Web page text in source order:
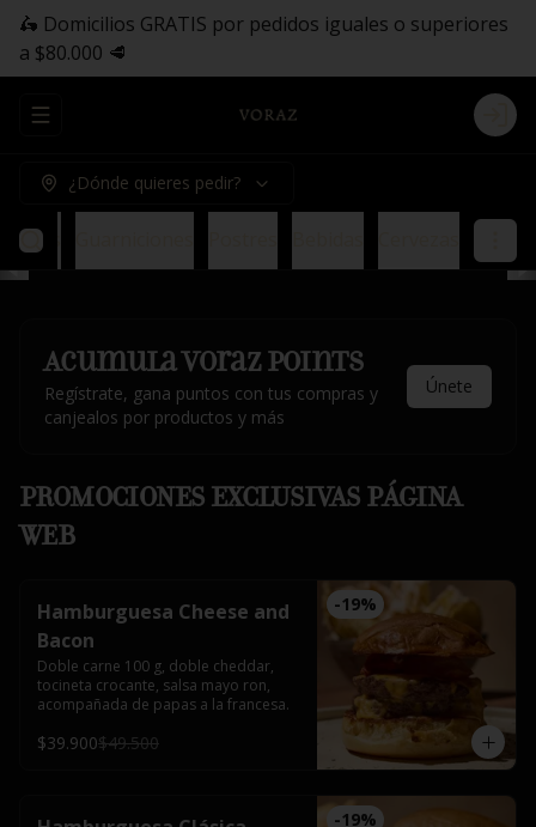
🛵 Domicilios GRATIS por pedidos iguales o superiores
a $80.000 🥩
Abrir menu de navegación Login
¿Dónde quieres pedir?
AcumulaVoraz Points
Regístrate, gana puntos con tus compras y
canjealos por productos y más
Únete
PROMOCIONES EXCLUSIVAS PÁGINA
WEB
-19%
Hamburguesa Cheese and
Bacon
Doble carne 100 g, doble cheddar,
tocineta crocante, salsa mayo ron,
acompañada de papas a la francesa.
$39.900$49.500
-19%